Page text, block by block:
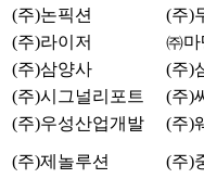
(주)논픽션
(주)
(주)라이저
㈜마
(주)삼양사
(주)
(주)시그널리포트
(주)
(주)우성산업개발
(주)
(주)제놀루션 (주)